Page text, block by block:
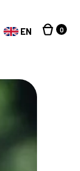
EN 0